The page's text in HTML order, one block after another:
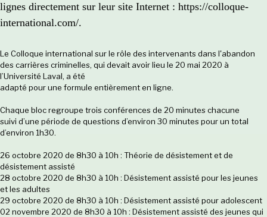
lignes directement sur leur site Internet : https://colloque-
international.com/.
Le Colloque international sur le rôle des intervenants dans l'abandon
des carrières criminelles, qui devait avoir lieu le 20 mai 2020 à
l’Université Laval, a été
adapté pour une formule entièrement en ligne.
Chaque bloc regroupe trois conférences de 20 minutes chacune
suivi d’une période de questions d’environ 30 minutes pour un total
d’environ 1h30.
26 octobre 2020 de 8h30 à 10h : Théorie de désistement et de
désistement assisté
28 octobre 2020 de 8h30 à 10h : Désistement assisté pour les jeunes
et les adultes
29 octobre 2020 de 8h30 à 10h : Désistement assisté pour adolescent
02 novembre 2020 de 8h30 à 10h : Désistement assisté des jeunes qui